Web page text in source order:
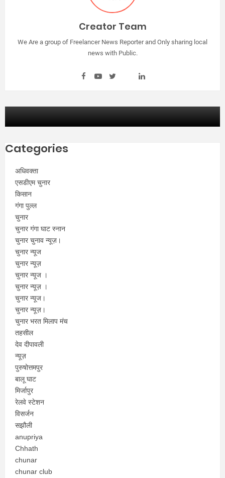
Creator Team
We Are a group of Freelancer News Reporter and Only sharing local
news with Public.
Categories
अधिवक्ता
एसडीएम चुनार
किसान
गंगा पुल्ल
चुनार
चुनार गंगा घाट स्नान
चुनार चुनाव न्यूज़।
चुनार न्यूज
चुनार न्यूज़
चुनार न्यूज ।
चुनार न्यूज़ ।
चुनार न्यूज।
चुनार न्यूज़।
चुनार भरत मिलाप मंच
तहसील
देव दीपावली
न्यूज़
पुरुषोत्तमपुर
बालू घाट
मिर्जापुर
रेलवे स्टेशन
विसर्जन
सझौली
anupriya
Chhath
chunar
chunar club